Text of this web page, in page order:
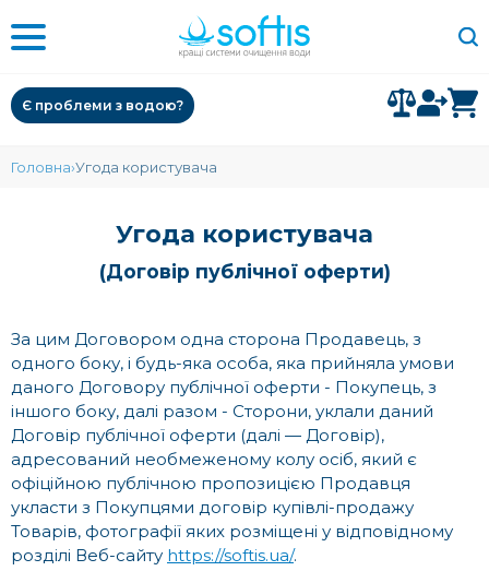
Є проблеми з водою?
Головна Угода користувача
Угода користувача
(Договір публічної оферти)
За цим Договором одна сторона Продавець, з
одного боку, і будь-яка особа, яка прийняла умови
даного Договору публічної оферти - Покупець, з
іншого боку, далі разом - Сторони, уклали даний
Договір публічної оферти (далі — Договір),
адресований необмеженому колу осіб, який є
офіційною публічною пропозицією Продавця
укласти з Покупцями договір купівлі-продажу
Товарів, фотографії яких розміщені у відповідному
розділі Веб-сайту https://softis.ua/.